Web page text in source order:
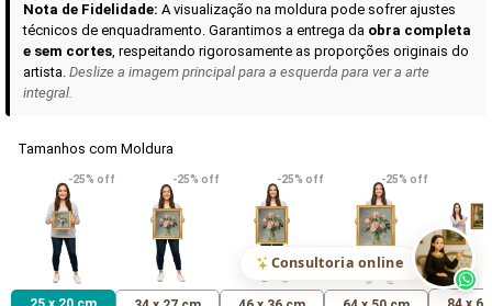
VER DETALHES
Madona de Loreto
R$ 538,42
VER DETALHES
Narciso- caravaggio
R$ 365,92
VER
Maria
uma Rosa
R$ 365,92
Consultoria online
Nota de Fidelidade: A visualização na moldura pode sofrer ajustes
técnicos de enquadramento. Garantimos a entrega da obra completa
e sem cortes, respeitando rigorosamente as proporções originais do
artista. Deslize a imagem principal para a esquerda para ver a arte
integral.
Tamanhos com Moldura
-25% off -25% off -25% off -25% off